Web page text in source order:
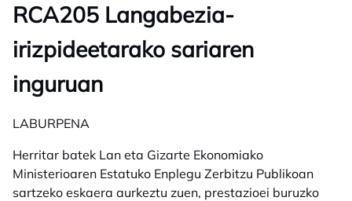
RCA205 Langabezia-
irizpideetarako sariaren
inguruan
LABURPENA
Herritar batek Lan eta Gizarte Ekonomiako
Ministerioaren Estatuko Enplegu Zerbitzu Publikoan
sartzeko eskaera aurkeztu zuen, prestazioei buruzko